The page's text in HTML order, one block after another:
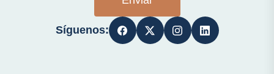
Síguenos: